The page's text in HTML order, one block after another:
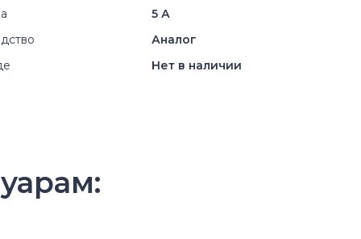
5 А
Аналог
Нет в наличии